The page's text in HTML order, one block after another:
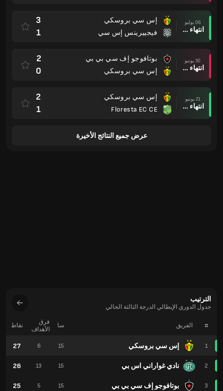
06 يوليو
انتهاء وقت المباراة
إس سي بروسكي
فيجييرينس إس سي
3
1
30 يونيو
انتهاء وقت المباراة
بوتافوجو إف سي بي بي
إس سي بروسكي
2
0
21 يونيو
انتهاء وقت المباراة
إس سي بروسكي
Floresta EC CE
2
1
عرض جميع النتائج الأخيرة
الترتيب
جدول الدوري الإيطالي الدرجة الثالثة الحالي
# الفريق
1 إس سي بروسكي
2 نادي غواراني اس بي
3 بوتافوجو إف سي بي بي
سا
فرق
الأهداف
نقاط
15
6
27
15
13
26
15
5
25